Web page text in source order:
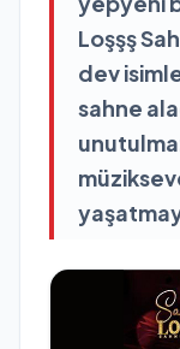
Loşşş
dev
sahne